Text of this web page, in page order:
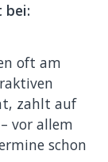
bei:
oft am
zahlt auf
vor allem
schon